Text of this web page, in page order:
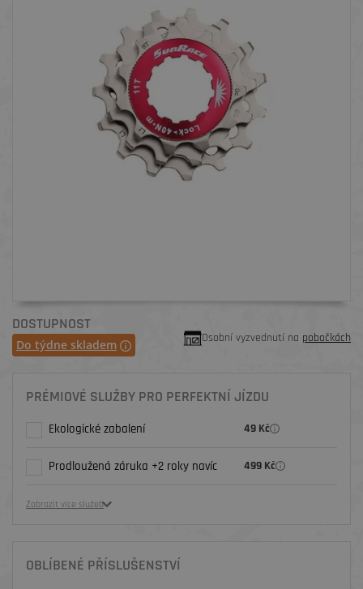
DOSTUPNOST
Do týdne skladem Osobní vyzvednutí na pobočkách
PRÉMIOVÉ SLUŽBY PRO PERFEKTNÍ JÍZDU
Ekologické zabalení 49 Kč
Prodloužená záruka +2 roky navíc 499 Kč
Zobrazit více služeb
OBLÍBENÉ PŘÍSLUŠENSTVÍ